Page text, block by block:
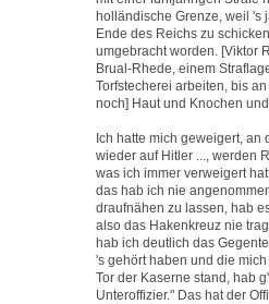
holländische Grenze, weil 's
Ende des Reichs zu
umgebracht worden. [Viktor
Brual-Rhede, einem
Torfstecherei arbeiten, bis
noch] Haut und Knochen
Ich hatte mich geweigert,
wieder auf Hitler ..., werden
was ich immer verweigert
das hab ich nie
draufnähen zu lassen, hab
also das Hakenkreuz nie
hab ich deutlich das
's gehört haben und die
Tor der Kaserne stand, hab
Unteroffizier." Das hat der